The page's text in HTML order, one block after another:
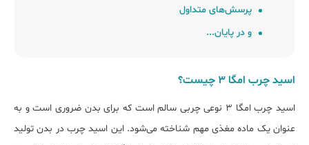
پرسش‌های متداول
و در پایان...
اسید چرب امگا ۳ چیست؟
اسید چرب امگا ۳ نوعی چربی سالم است که برای بدن ضروری است و به
عنوان یک ماده مغذی مهم شناخته می‌شود. این اسید چرب در بدن تولید